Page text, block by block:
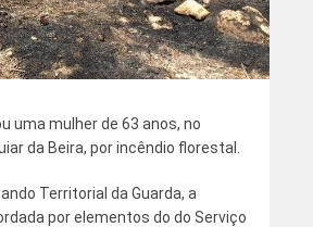
uma mulher de 63 anos, no
da Beira, por incêndio florestal.
Territorial da Guarda, a
por elementos do do Serviço